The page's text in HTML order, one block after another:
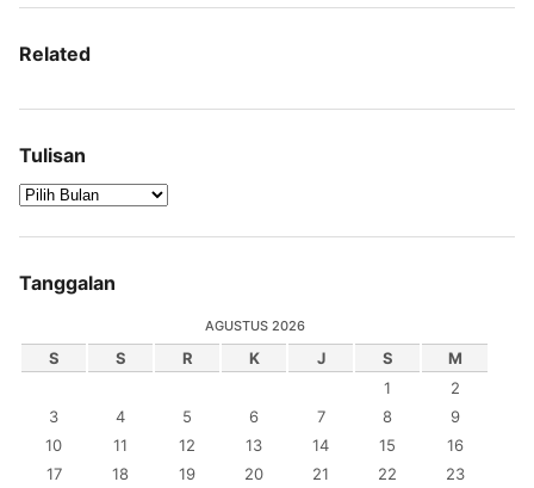
Related
Tulisan
Tanggalan
AGUSTUS 2026
S S R K J S
M
1
2
3
4 5 6 7 8
9
10
11 12 13 14 15
16
17
18 19 20 21 22 23